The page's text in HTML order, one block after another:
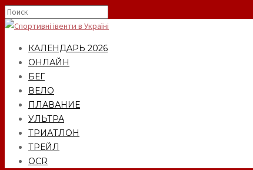
КАЛЕНДАРЬ 2026
ОНЛАЙН
БЕГ
ВЕЛО
ПЛАВАНИЕ
УЛЬТРА
ТРИАТЛОН
ТРЕЙЛ
OCR